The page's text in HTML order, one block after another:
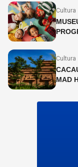
Cultura
Cultura
MAD